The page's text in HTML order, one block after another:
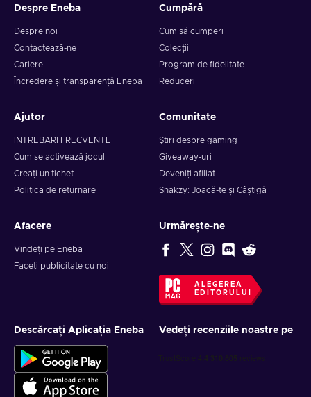
Despre Eneba
Despre noi
Contactează-ne
Cariere
Încredere și transparență Eneba
Cumpără
Cum să cumperi
Colecții
Program de fidelitate
Reduceri
Ajutor
INTREBARI FRECVENTE
Cum se activează jocul
Creați un tichet
Politica de returnare
Comunitate
Știri despre gaming
Giveaway-uri
Deveniți afiliat
Snakzy: Joacă-te și Câștigă
Afacere
Vindeți pe Eneba
Faceți publicitate cu noi
Urmărește-ne
ALEGEREA
EDITORULUI
Descărcați Aplicația Eneba Vedeți recenziile noastre pe